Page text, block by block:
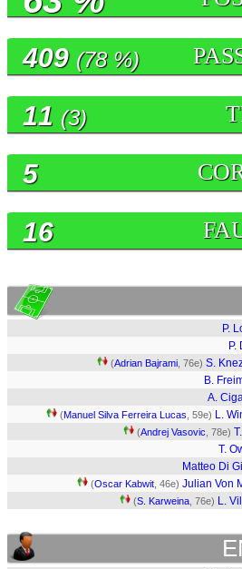
409 (78 %)
11 (3)
5
16
P.
P.
(Adrian Bajrami , 76e) S.
B.
A.
(Manuel Silva Ferreira Lucas , 59e) L.
(Andrej Vasovic , 78e)
T.
Matteo Di
(Oscar Kabwit , 46e) Julian Von
(S. Karweina , 76e) L.